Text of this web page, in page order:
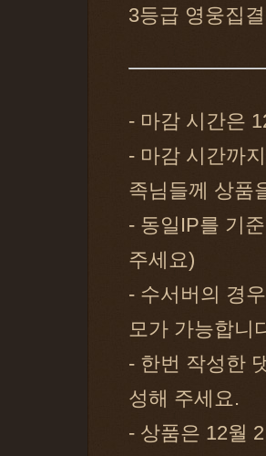
3등급 영웅집
- 마감 시간은
- 마감 시간까
족님들께 상품
- 동일IP를 기
주세요)
- 수서버의 경
모가 가능합니
- 한번 작성한
성해 주세요.
- 상품은 12월